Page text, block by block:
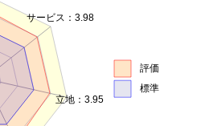
サービス：3.98
立地：3.95
評価
標準